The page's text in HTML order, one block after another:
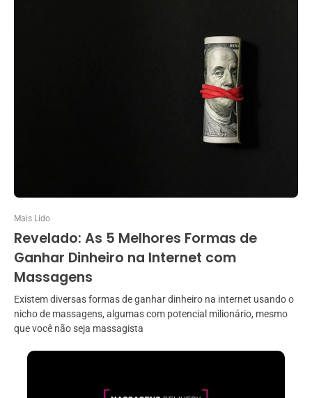
Mais Lido
Revelado: As 5 Melhores Formas de
Ganhar Dinheiro na Internet com
Massagens
Existem diversas formas de ganhar dinheiro na internet usando o
nicho de massagens, algumas com potencial milionário, mesmo
que você não seja massagista